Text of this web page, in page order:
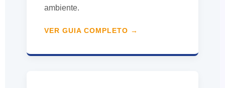
ambiente.
VER GUIA COMPLETO →